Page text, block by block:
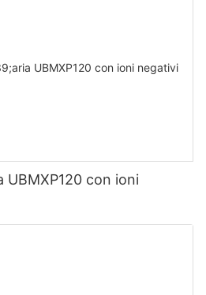
UBMXP120 con ioni